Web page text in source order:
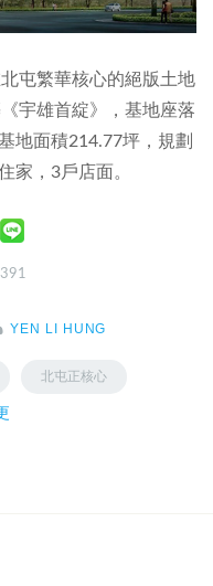
屯繁華核心的絕版土地
宇雄首綻》，基地座落
地面積214.77坪，規劃
家，3戶店面。
YEN LI HUNG
北屯正核心